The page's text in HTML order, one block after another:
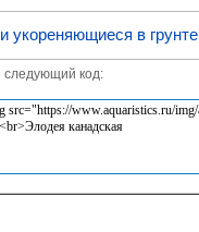
укореняющиеся в грунте
следующий код: